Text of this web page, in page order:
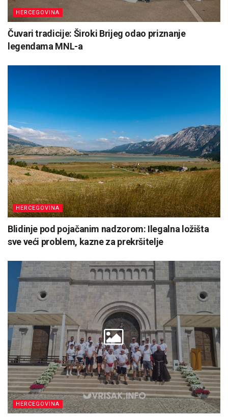
HERCEGOVINA
Čuvari tradicije: Široki Brijeg odao priznanje
legendama MNL-a
HERCEGOVINA
Blidinje pod pojačanim nadzorom: Ilegalna ložišta
sve veći problem, kazne za prekršitelje
HERCEGOVINA